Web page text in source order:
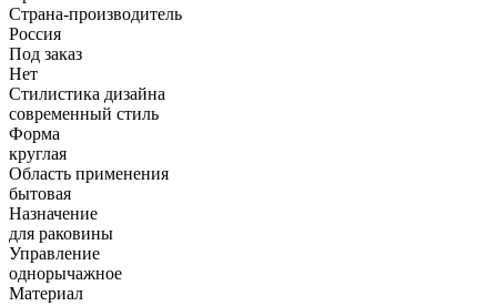
Страна-производитель
Россия
Под заказ
Нет
Стилистика дизайна
современный стиль
Форма
круглая
Область применения
бытовая
Назначение
для раковины
Управление
однорычажное
Материал